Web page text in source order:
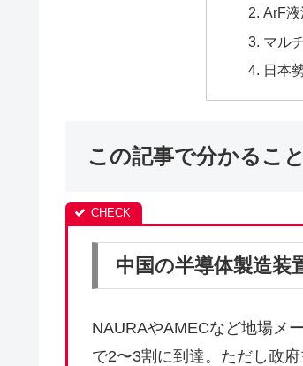
ArF
マル
日本
この記事で分かること
中国の半導体製造装
NAURAやAMECなど地場メ
で2〜3割に到達。ただし政